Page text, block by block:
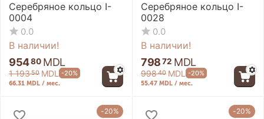
Серебряное кольцо I-
0004
0.0
В наличии!
95480 MDL
1 19350 MDL -20%
66.31 MDL / мес.
Серебряное кольцо I-
0028
0.0
В наличии!
79872 MDL
99840 MDL -20%
55.47 MDL / мес.
-20% -20%